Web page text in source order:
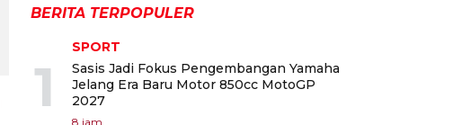
BERITA TERPOPULER
1
SPORT
Sasis Jadi Fokus Pengembangan Yamaha
Jelang Era Baru Motor 850cc MotoGP
2027
8 jam